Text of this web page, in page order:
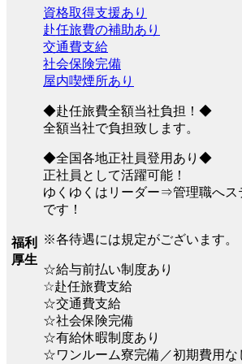
福利
厚生
資格取得支援あり
赴任旅費の補助あり
交通費支給
社会保険完備
屋内喫煙所あり
◆赴任旅費全額当社負担！◆
全額当社で負担致します。
◆全国各地正社員登用あり◆
正社員として活躍可能！
ゆくゆくはリーダー⇒管理職へス
です！
※各待遇には規定がございます。
☆給与前払い制度あり
☆赴任旅費支給
☆交通費支給
☆社会保険完備
☆有給休暇制度あり
☆ワンルーム寮完備／初期費用な